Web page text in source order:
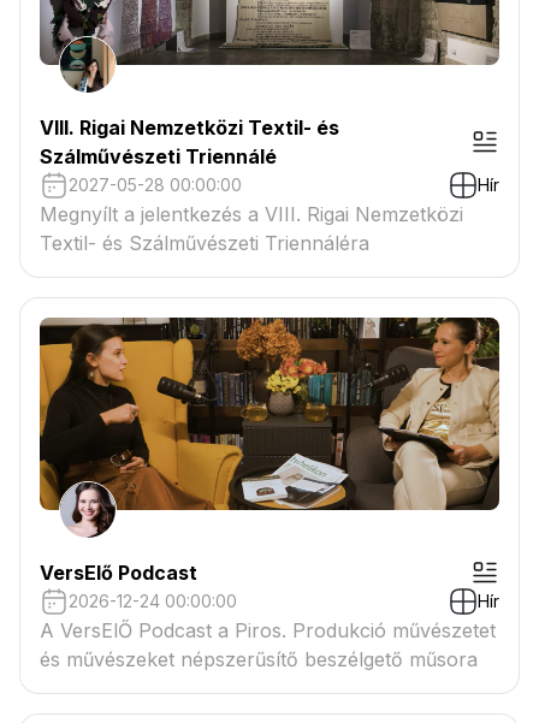
VIII. Rigai Nemzetközi Textil- és
Szálművészeti Triennálé
2027-05-28 00:00:00 Hír
Megnyílt a jelentkezés a VIII. Rigai Nemzetközi
Textil- és Szálművészeti Triennáléra
VersElő Podcast
2026-12-24 00:00:00 Hír
A VersElŐ Podcast a Piros. Produkció művészetet
és művészeket népszerűsítő beszélgető műsora